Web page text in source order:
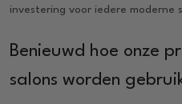
investering voor iedere moderne
Benieuwd hoe onze
salons worden